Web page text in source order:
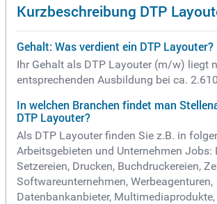
Kurzbeschreibung DTP
Gehalt: Was verdient ein DTP Layouter?
Ihr Gehalt als DTP Layouter (m/w) liegt
entsprechenden Ausbildung bei ca.
In welchen Branchen findet man
DTP Layouter?
Als DTP Layouter finden Sie z.B. in
Arbeitsgebieten und Unternehmen Jobs:
Setzereien, Drucken, Buchdruckereien,
Softwareunternehmen, Werbeagenturen,
Datenbankanbieter, Multimediaprodukte,